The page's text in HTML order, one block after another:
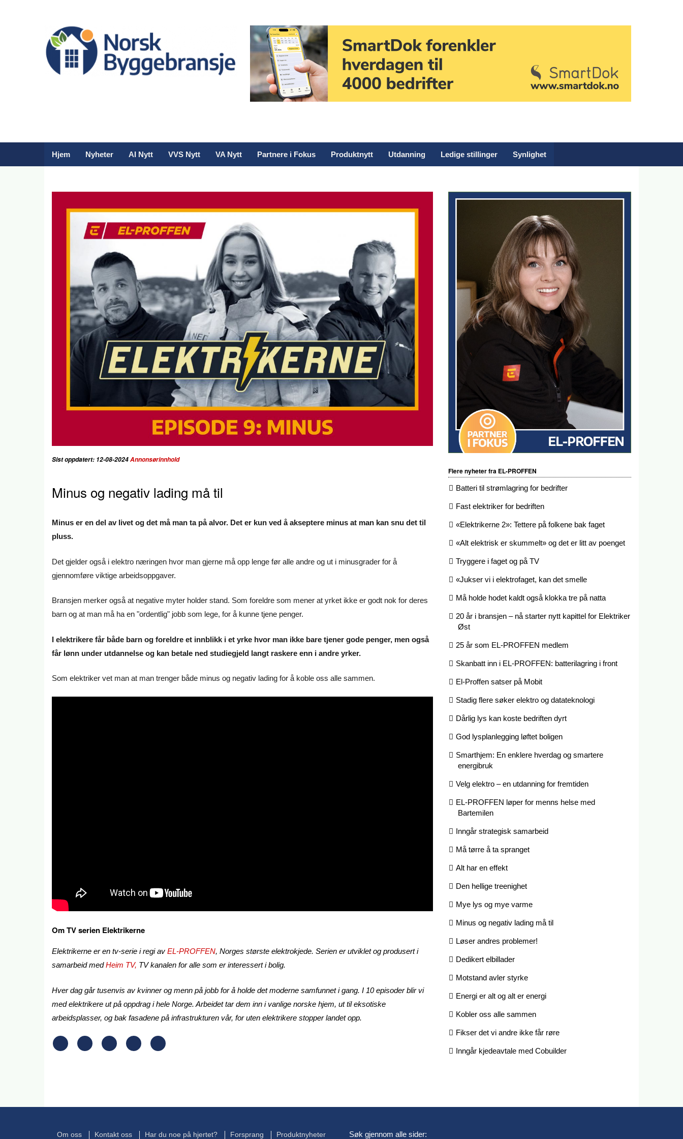
Hjem Nyheter AI Nytt VVS Nytt VA Nytt Partnere i Fokus Produktnytt Utdanning Ledige stillinger Synlighet
Sist oppdatert: 12-08-2024Annonsørinnhold
Minus og negativ lading må til
Minus er en del av livet og det må man ta på alvor. Det er kun ved å akseptere minus at man kan snu det til
pluss.
Det gjelder også i elektro næringen hvor man gjerne må opp lenge før alle andre og ut i minusgrader for å
gjennomføre viktige arbeidsoppgaver.
Bransjen merker også at negative myter holder stand. Som foreldre som mener at yrket ikke er godt nok for deres
barn og at man må ha en "ordentlig" jobb som lege, for å kunne tjene penger.
I elektrikere får både barn og foreldre et innblikk i et yrke hvor man ikke bare tjener gode penger, men også
får lønn under utdannelse og kan betale ned studiegjeld langt raskere enn i andre yrker.
Som elektriker vet man at man trenger både minus og negativ lading for å koble oss alle sammen.
Om TV serien Elektrikerne
Elektrikerne er en tv-serie i regi av EL-PROFFEN, Norges største elektrokjede. Serien er utviklet og produsert i
samarbeid medHeim TV, TV kanalen for alle som er interessert i bolig.
Hver dag går tusenvis av kvinner og menn på jobb for å holde det moderne samfunnet i gang. I 10 episoder blir vi
med elektrikere ut på oppdrag i hele Norge. Arbeidet tar dem inn i vanlige norske hjem, ut til eksotiske
arbeidsplasser, og bak fasadene på infrastrukturen vår, for uten elektrikere stopper landet opp.
Flere nyheter fra EL-PROFFEN
Batteri til strømlagring for bedrifter
Fast elektriker for bedriften
«Elektrikerne 2»: Tettere på folkene bak faget
«Alt elektrisk er skummelt» og det er litt av poenget
Tryggere i faget og på TV
«Jukser vi i elektrofaget, kan det smelle
Må holde hodet kaldt også klokka tre på natta
20 år i bransjen – nå starter nytt kapittel for Elektriker
Øst
25 år som EL-PROFFEN medlem
Skanbatt inn i EL-PROFFEN: batterilagring i front
El-Proffen satser på Mobit
Stadig flere søker elektro og datateknologi
Dårlig lys kan koste bedriften dyrt
God lysplanlegging løftet boligen
Smarthjem: En enklere hverdag og smartere
energibruk
Velg elektro – en utdanning for fremtiden
EL-PROFFEN løper for menns helse med
Bartemilen
Inngår strategisk samarbeid
Må tørre å ta spranget
Alt har en effekt
Den hellige treenighet
Mye lys og mye varme
Minus og negativ lading må til
Løser andres problemer!
Dedikert elbillader
Motstand avler styrke
Energi er alt og alt er energi
Kobler oss alle sammen
Fikser det vi andre ikke får røre
Inngår kjedeavtale med Cobuilder
Om oss Kontakt oss Har du noe på hjertet? Forsprang Produktnyheter Søk gjennom alle sider: